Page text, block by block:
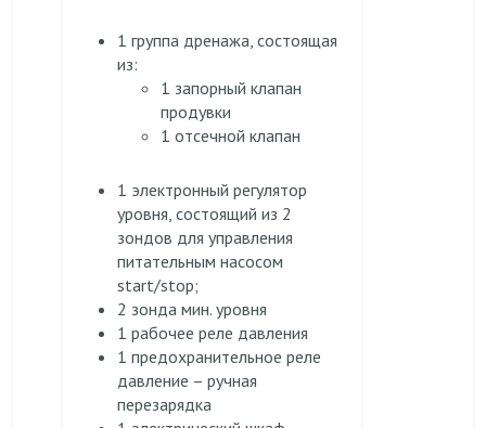
1 группа дренажа, состоящая
из:
1 запорный клапан
продувки
1 отсечной клапан
1 электронный регулятор
уровня, состоящий из 2
зондов для управления
питательным насосом
start/stop;
2 зонда мин. уровня
1 рабочее реле давления
1 предохранительное реле
давление – ручная
перезарядка